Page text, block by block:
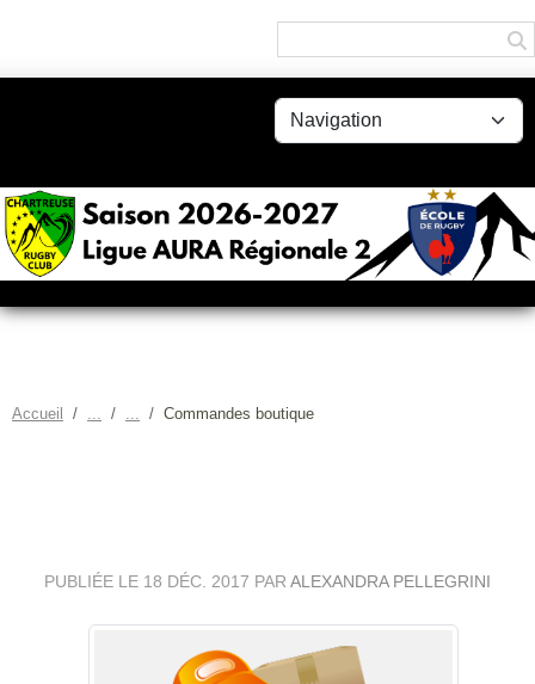
Accueil Commandes boutique
PUBLIÉE LE 18 DÉC. 2017 PAR ALEXANDRA PELLEGRINI